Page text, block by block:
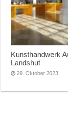
Kunsthandwerk
Landshut
29. Oktober 2023